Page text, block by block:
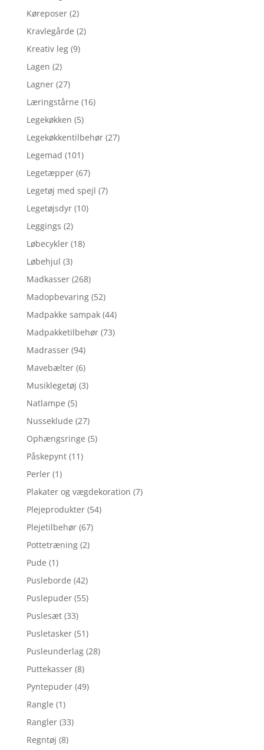
Køreposer (2)
Kravlegårde (2)
Kreativ leg (9)
Lagen (2)
Lagner (27)
Læringstårne (16)
Legekøkken (5)
Legekøkkentilbehør (27)
Legemad (101)
Legetæpper (67)
Legetøj med spejl (7)
Legetøjsdyr (10)
Leggings (2)
Løbecykler (18)
Løbehjul (3)
Madkasser (268)
Madopbevaring (52)
Madpakke sampak (44)
Madpakketilbehør (73)
Madrasser (94)
Mavebælter (6)
Musiklegetøj (3)
Natlampe (5)
Nusseklude (27)
Ophængsringe (5)
Påskepynt (11)
Perler (1)
Plakater og vægdekoration (7)
Plejeprodukter (54)
Plejetilbehør (67)
Pottetræning (2)
Pude (1)
Pusleborde (42)
Puslepuder (55)
Puslesæt (33)
Pusletasker (51)
Pusleunderlag (28)
Puttekasser (8)
Pyntepuder (49)
Rangle (1)
Rangler (33)
Regntøj (8)